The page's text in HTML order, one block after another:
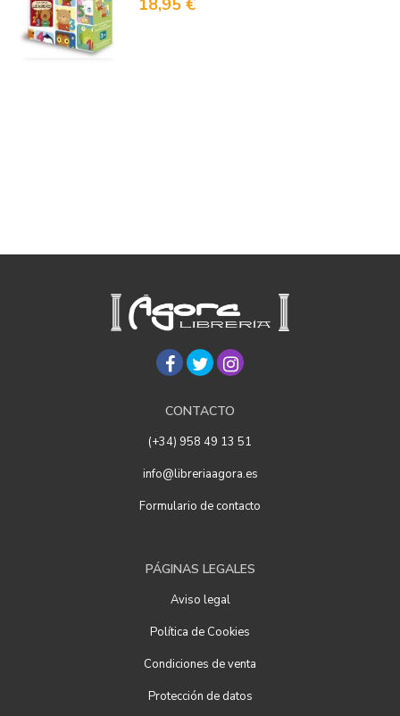
18,95 €
CONTACTO
(+34) 958 49 13 51
info@libreriaagora.es
Formulario de contacto
PÁGINAS LEGALES
Aviso legal
Política de Cookies
Condiciones de venta
Protección de datos